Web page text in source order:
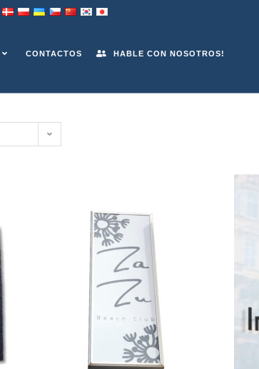
CONTACTOS HABLE CON NOSOTROS!